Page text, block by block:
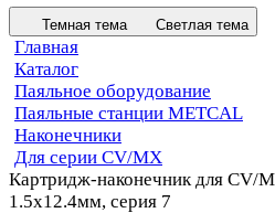
Темная тема Светлая тема
Главная
Каталог
Паяльное оборудование
Паяльные станции METCAL
Наконечники
Для серии CV/MX
Картридж-наконечник для СV/
1.5х12.4мм, серия 7